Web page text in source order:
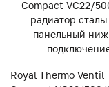
Royal Thermo Ventil